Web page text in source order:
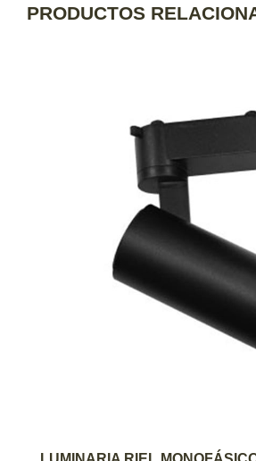
PRODUCTOS
AGREGAR AL